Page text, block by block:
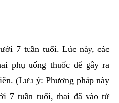
7 tuần tuổi. Lúc này, các
phụ uống thuốc để gây ra
(Lưu ý: Phương pháp này
7 tuần tuổi, thai đã vào tử